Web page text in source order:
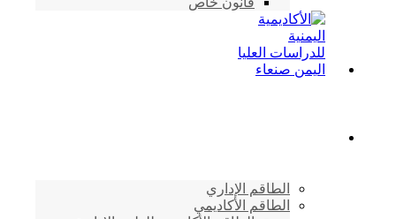
الطاقم الإداري
الطاقم الأكاديمي